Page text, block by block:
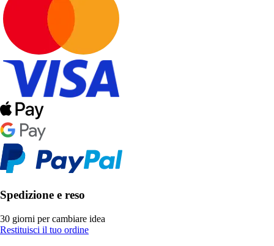
Spedizione e reso
30 giorni per cambiare idea
Restituisci il tuo ordine